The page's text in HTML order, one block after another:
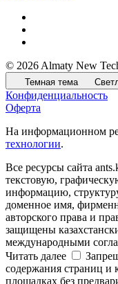
© 2026 Almaty New
Темная тема
Конфиденциальность
Оферта
На информационном
технологии.
Все ресурсы сайта
текстовую,
информацию,
доменное имя,
авторского права и
защищены
международными
Читать далее
содержания страниц и
площадках без